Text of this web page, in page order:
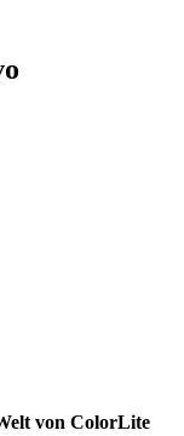
von ColorLite